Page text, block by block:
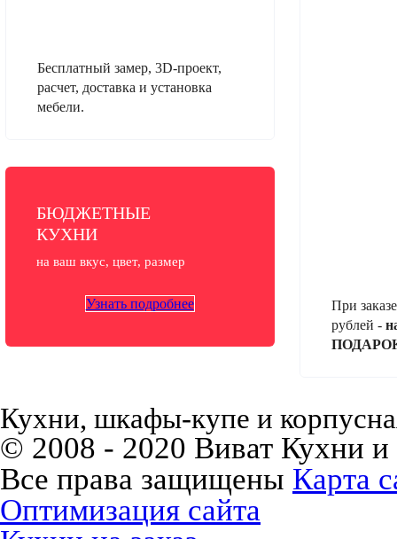
Бесплатный замер, 3D-проект,
расчет, доставка и установка
мебели.
БЮДЖЕТНЫЕ
КУХНИ
на ваш вкус, цвет, размер
Узнать подробнее
При
рублей -
Кухни, шкафы-купе и
© 2008 - 2020 Виват Кухни
Все права защищены Карта
Оптимизация сайта